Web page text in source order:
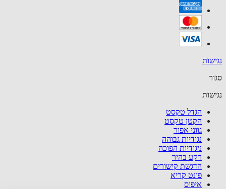
הגדל טקסט
הקטן טקסט
גווני אפור
נגודיות גבוהה
ניגודיות הפוכה
רקע בהיר
הדגשת קישורים
פונט קריא
איפוס